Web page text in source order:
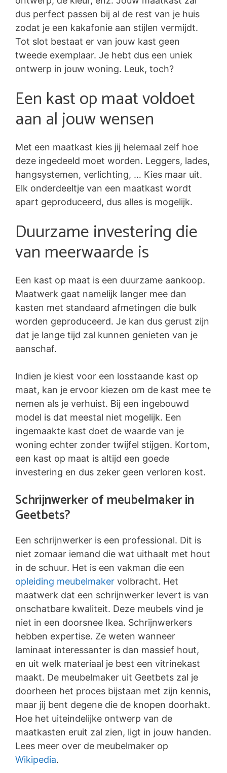
dus perfect passen bij al de rest van je huis
zodat je een kakafonie aan stijlen vermijdt.
Tot slot bestaat er van jouw kast geen
tweede exemplaar. Je hebt dus een uniek
ontwerp in jouw woning. Leuk, toch?
Een kast op maat voldoet
aan al jouw wensen
Met een maatkast kies jij helemaal zelf hoe
deze ingedeeld moet worden. Leggers, lades,
hangsystemen, verlichting, … Kies maar uit.
Elk onderdeeltje van een maatkast wordt
apart geproduceerd, dus alles is mogelijk.
Duurzame investering die
van meerwaarde is
Een kast op maat is een duurzame aankoop.
Maatwerk gaat namelijk langer mee dan
kasten met standaard afmetingen die bulk
worden geproduceerd. Je kan dus gerust zijn
dat je lange tijd zal kunnen genieten van je
aanschaf.
Indien je kiest voor een losstaande kast op
maat, kan je ervoor kiezen om de kast mee te
nemen als je verhuist. Bij een ingebouwd
model is dat meestal niet mogelijk. Een
ingemaakte kast doet de waarde van je
woning echter zonder twijfel stijgen. Kortom,
een kast op maat is altijd een goede
investering en dus zeker geen verloren kost.
Schrijnwerker of meubelmaker in
Geetbets?
Een schrijnwerker is een professional. Dit is
niet zomaar iemand die wat uithaalt met hout
in de schuur. Het is een vakman die een
opleiding meubelmaker volbracht. Het
maatwerk dat een schrijnwerker levert is van
onschatbare kwaliteit. Deze meubels vind je
niet in een doorsnee Ikea. Schrijnwerkers
hebben expertise. Ze weten wanneer
laminaat interessanter is dan massief hout,
en uit welk materiaal je best een vitrinekast
maakt. De meubelmaker uit Geetbets zal je
doorheen het proces bijstaan met zijn kennis,
maar jij bent degene die de knopen doorhakt.
Hoe het uiteindelijke ontwerp van de
maatkasten eruit zal zien, ligt in jouw handen.
Lees meer over de meubelmaker op
Wikipedia.